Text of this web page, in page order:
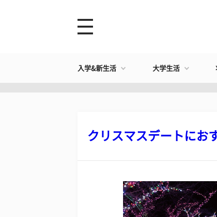
入学&新生活 大学生活
クリスマスデートにお